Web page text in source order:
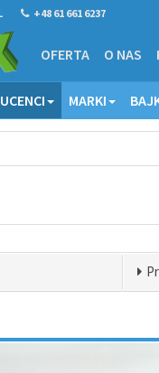
+48 61 661 6237
OFERTA O NAS
MARKI